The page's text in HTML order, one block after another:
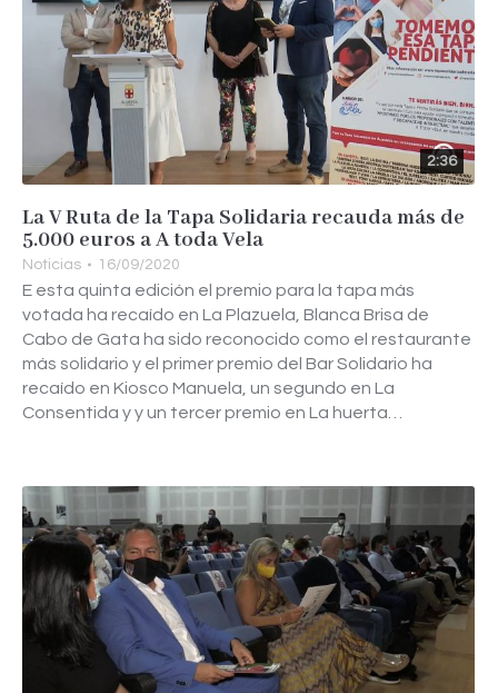
2:36
La V Ruta de la Tapa Solidaria recauda más de
5.000 euros a A toda Vela
Noticias 16/09/2020
E esta quinta edición el premio para la tapa más
votada ha recaído en La Plazuela, Blanca Brisa de
Cabo de Gata ha sido reconocido como el restaurante
más solidario y el primer premio del Bar Solidario ha
recaído en Kiosco Manuela, un segundo en La
Consentida y y un tercer premio en La huerta…